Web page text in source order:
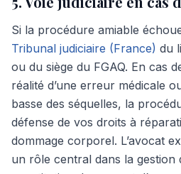
Si la procédure amiable
Tribunal judiciaire (France) du
ou du siège du FGAQ. En cas
réalité d’une erreur médicale
basse des séquelles, la
défense de vos droits à
dommage corporel. L’avocat
un rôle central dans la gestion